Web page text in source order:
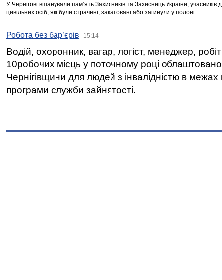
У Чернігові вшанували пам’ять Захисників та Захисниць України,
цивільних осіб, які були страчені, закатовані або загинули у полоні.
Робота без бар’єрів 15:14
Водій, охоронник, вагар, логіст, менеджер,
10робочих місць у поточному році
Чернігівщини для людей з інвалідністю в межах
програми служби зайнятості.